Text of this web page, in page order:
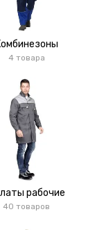
4 товара
рабочие
40 товаров